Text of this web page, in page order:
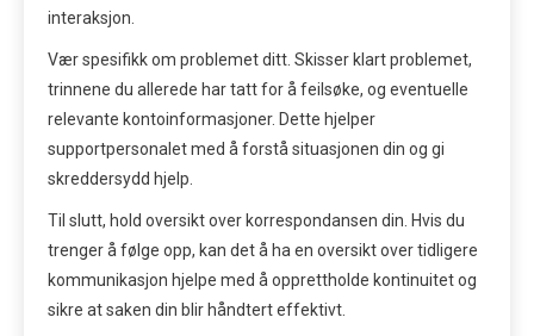
interaksjon.
Vær spesifikk om problemet ditt. Skisser klart problemet,
trinnene du allerede har tatt for å feilsøke, og eventuelle
relevante kontoinformasjoner. Dette hjelper
supportpersonalet med å forstå situasjonen din og gi
skreddersydd hjelp.
Til slutt, hold oversikt over korrespondansen din. Hvis du
trenger å følge opp, kan det å ha en oversikt over tidligere
kommunikasjon hjelpe med å opprettholde kontinuitet og
sikre at saken din blir håndtert effektivt.